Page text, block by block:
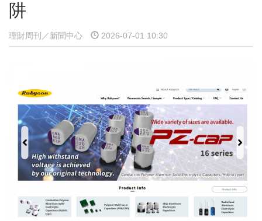
阱
理財周刊／新聞中心 2026-07-01 10:30